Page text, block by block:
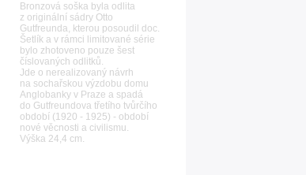
Bronzová soška byla odlita
z originální sádry Otto
Gutfreunda, kterou posoudil doc.
Šetlík a v rámci limitované série
bylo zhotoveno pouze šest
číslovaných odlitků.
Jde o nerealizovaný návrh
na sochařskou výzdobu domu
Anglobanky v Praze a spadá
do Gutfreundova třetího tvůrčího
období (1920 - 1925) - období
nové věcnosti a civilismu.
Výška 24,4 cm.